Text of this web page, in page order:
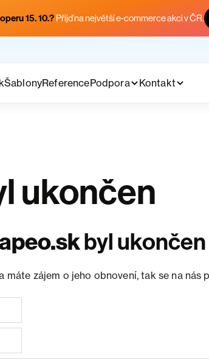
15. 10.? Přijď na největší e-commerce akci v ČR.
ŠablonyReferencePodpora Kontakt
ukončen
byl ukončen
zájem o jeho obnovení, tak se na nás